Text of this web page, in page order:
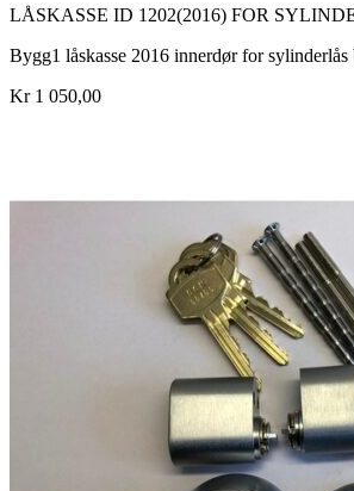
LÅSKASSE ID 1202(2016) FOR
Bygg1 låskasse 2016 innerdør for sylinderlås
Kr 1 050,00